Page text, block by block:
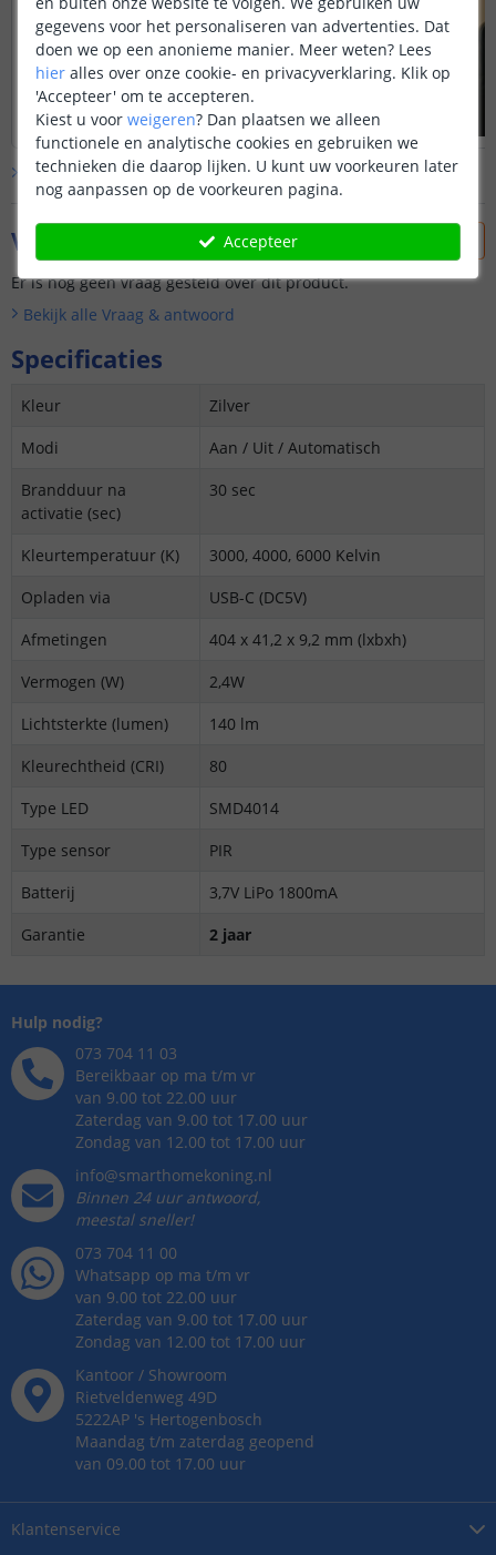
Bekijk alleklantfoto’s
Vraag & antwoord
Er is nog geen vraag gesteld over dit product.
Bekijk alle Vraag & antwoord
Specificaties
Kleur
Zilver
Modi
Aan / Uit / Automatisch
Brandduur na
activatie (sec)
30 sec
Kleurtemperatuur (K)
3000, 4000, 6000 Kelvin
Opladen via
USB-C (DC5V)
Afmetingen
404 x 41,2 x 9,2 mm (lxbxh)
Vermogen (W)
2,4W
Lichtsterkte (lumen)
140 lm
Kleurechtheid (CRI)
80
Type LED
SMD4014
Type sensor
PIR
Batterij
3,7V LiPo 1800mA
Garantie
2 jaar
Klantenservice
Hulp nodig?
073 704 11 03
Bereikbaar op ma t/m vr
van 9.00 tot 22.00 uur
Zaterdag van 9.00 tot 17.00 uur
Zondag van 12.00 tot 17.00 uur
info@smarthomekoning.nl
Binnen 24 uur antwoord,
meestal sneller!
073 704 11 00
Whatsapp op ma t/m vr
van 9.00 tot 22.00 uur
Zaterdag van 9.00 tot 17.00 uur
Zondag van 12.00 tot 17.00 uur
Kantoor / Showroom
Rietveldenweg 49D
5222AP 's Hertogenbosch
Maandag t/m zaterdag geopend
van 09.00 tot 17.00 uur
gegevens voor het personaliseren van advertenties. Dat
doen we op een anonieme manier. Meer weten? Lees
hier alles over onze cookie- en privacyverklaring. Klik op
'Accepteer' om te accepteren.
Kiest u voor weigeren? Dan plaatsen we alleen
functionele en analytische cookies en gebruiken we
technieken die daarop lijken. U kunt uw voorkeuren later
nog aanpassen op de voorkeuren pagina.
Accepteer